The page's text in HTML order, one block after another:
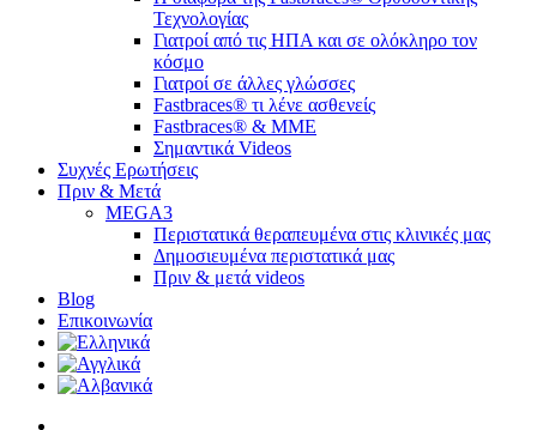
Τεχνολογίας
Γιατροί από τις ΗΠΑ και σε ολόκληρο τον
κόσμο
Γιατροί σε άλλες γλώσσες
Fastbraces® τι λένε ασθενείς
Fastbraces® & ΜΜΕ
Σημαντικά Videos
Συχνές Ερωτήσεις
Πριν & Μετά
MEGA3
Περιστατικά θεραπευμένα στις κλινικές μας
Δημοσιευμένα περιστατικά μας
Πριν & μετά videos
Blog
Επικοινωνία